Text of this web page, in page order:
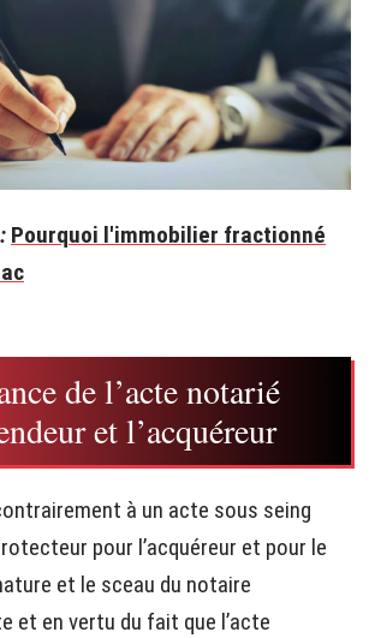
Pourquoi l'immobilier fractionné
de l’acte notarié
et l’acquéreur
à un acte sous seing
pour l’acquéreur et pour le
et le sceau du notaire
et en vertu du fait que l’acte